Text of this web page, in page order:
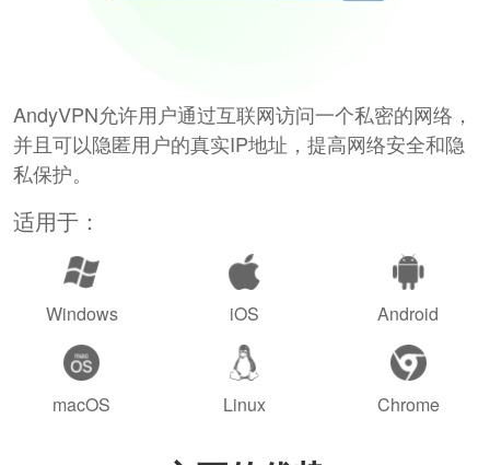
AndyVPN允许用户通过互联网访问一个私密的网络，
并且可以隐匿用户的真实IP地址，提高网络安全和隐
私保护。
适用于：
Windows iOS Android
macOS Linux Chrome